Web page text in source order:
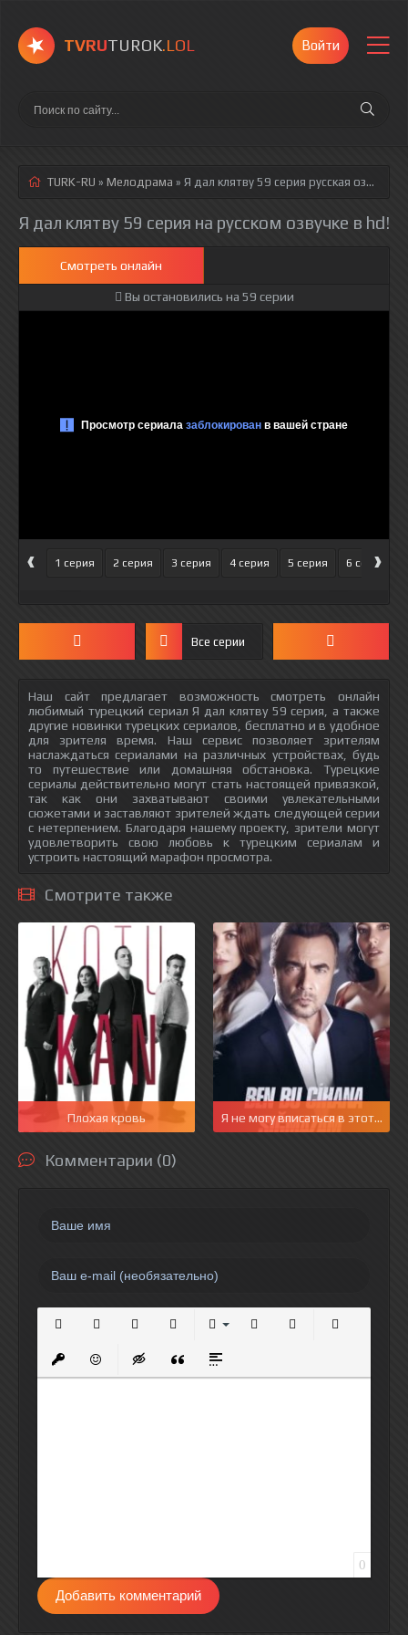
TVRUTUROK.LOL Войти
TURK-RU » Мелодрама » Я дал клятву 59 серия русская озвучка полностью смотреть онлайн!
Я дал клятву 59 серия на русском озвучке в hd!
Смотреть онлайн
Вы остановились на 59 серии
‹ 1 серия 2 серия 3 серия 4 серия 5 серия 6 серия
›
Все серии
Наш сайт предлагает возможность смотреть онлайн
любимый турецкий сериал Я дал клятву 59 серия, а также
другие новинки турецких сериалов, бесплатно и в удобное
для зрителя время. Наш сервис позволяет зрителям
наслаждаться сериалами на различных устройствах, будь
то путешествие или домашняя обстановка. Турецкие
сериалы действительно могут стать настоящей привязкой,
так как они захватывают своими увлекательными
сюжетами и заставляют зрителей ждать следующей серии
с нетерпением. Благодаря нашему проекту, зрители могут
удовлетворить свою любовь к турецким сериалам и
устроить настоящий марафон просмотра.
Смотрите также
Плохая кровь Я не могу вписаться в этот мир
Комментарии (0)
Вставить защищенную ссылку
Вставить смайлик
Вставка скрытого текста
Вставка цитаты
Вставка спойлера
0
Добавить комментарий